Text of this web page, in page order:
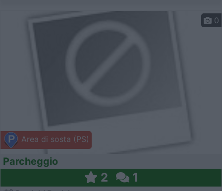
Area di sosta (PS)
0
Parcheggio
2 1